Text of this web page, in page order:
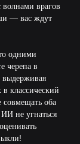
врагов
— вас ждут
одними
черепа в
выдерживая
классический
оба
не угнаться